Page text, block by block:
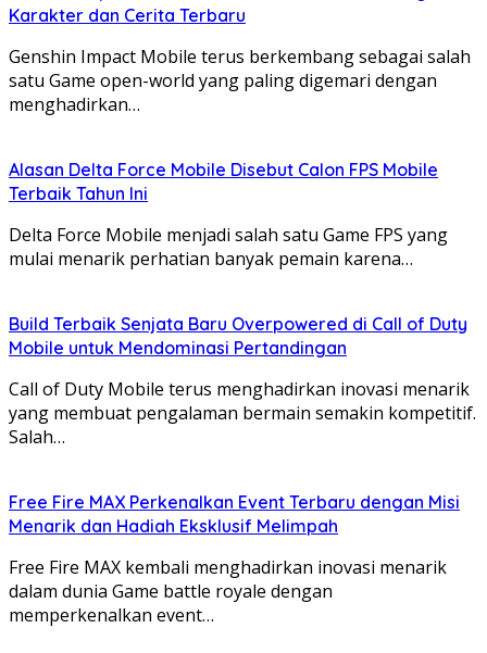
12. Pixel Art Paradise: Creative Studio
Bebaskan kreativitasmu dalam game pixel art
ini. Pixel
Art Paradise: Creative Studio menawarkan berbagai alat
dan fitur untuk membuat karya senipixel art -mu sendiri.
Eksplorasi berbagai gaya seni, dan bagikan karyamu
13. StoryCraft: Interactive Novel
Tulis ceritamu sendiri dalamgamenovel interaktif ini.
StoryCraft: Interactive Novel menawarkan berbagai
pilihan cerita dan karakter yang bisa kamu kustomisasi.
Buat pilihan-pilihan yang berpengaruh pada alur cerita,
dan ciptakan petualangan yang unik dan tak terlupakan.
14. World Soccer League: Ultimate Edition
Rasakan sensasi sepak bola dalamgame
grafis yang realistis dan gameplayyang seru. Bangun tim
impianmu, latih pemainmu, dan raih kemenangan dalam
berbagai pertandingan.
Mania: Extreme Racing menawarkan berbagai trek balap
yang menantang dan motor yang bisa dikustomisasi.
Tingkatkan kemampuan motormu dan raih kemenangan
dalam setiap balapan.
Itulah 15game mobileterbaik di tahun 2025 yang wajib
kamu coba sebelum kehabisan
storage
untuk selalu memeriksa
Karakter dan Cerita Terbaru
Genshin Impact Mobile terus berkembang sebagai salah
satu Game open-world yang paling digemari dengan
menghadirkan…
Alasan Delta Force Mobile Disebut Calon FPS Mobile
Terbaik Tahun Ini
Delta Force Mobile menjadi salah satu Game FPS yang
mulai menarik perhatian banyak pemain karena…
Build Terbaik Senjata Baru Overpowered di Call of Duty
Mobile untuk Mendominasi Pertandingan
Call of Duty Mobile terus menghadirkan inovasi menarik
yang membuat pengalaman bermain semakin kompetitif.
Salah…
Free Fire MAX Perkenalkan Event Terbaru dengan Misi
Menarik dan Hadiah Eksklusif Melimpah
Free Fire MAX kembali menghadirkan inovasi menarik
dalam dunia Game battle royale dengan
memperkenalkan event…